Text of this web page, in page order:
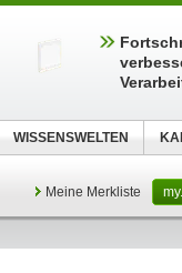
Meine Merkliste
WISSENSWELTEN